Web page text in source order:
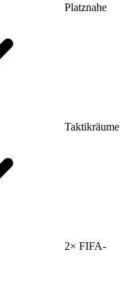
Platznahe
Taktikräume
2× FIFA-